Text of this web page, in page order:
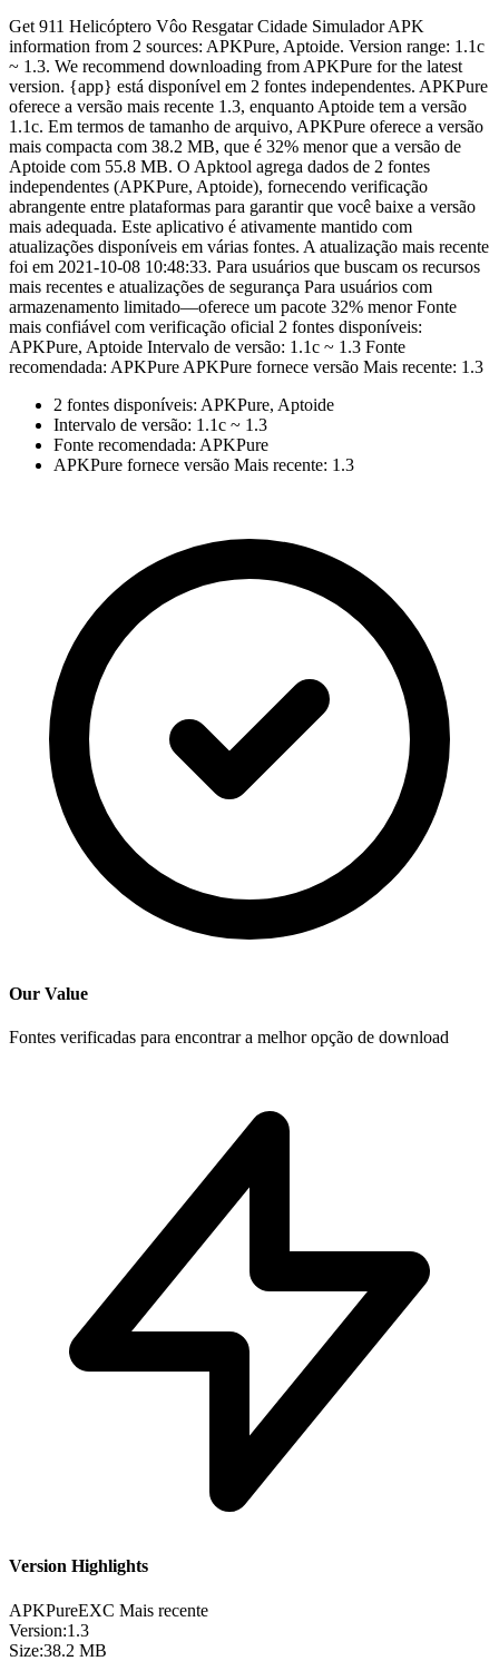
Get 911 Helicóptero Vôo Resgatar Cidade Simulador APK
information from 2 sources: APKPure, Aptoide. Version range: 1.1c
~ 1.3. We recommend downloading from APKPure for the latest
version. {app} está disponível em 2 fontes independentes. APKPure
oferece a versão mais recente 1.3, enquanto Aptoide tem a versão
1.1c. Em termos de tamanho de arquivo, APKPure oferece a versão
mais compacta com 38.2 MB, que é 32% menor que a versão de
Aptoide com 55.8 MB. O Apktool agrega dados de 2 fontes
independentes (APKPure, Aptoide), fornecendo verificação
abrangente entre plataformas para garantir que você baixe a versão
mais adequada. Este aplicativo é ativamente mantido com
atualizações disponíveis em várias fontes. A atualização mais recente
foi em 2021-10-08 10:48:33. Para usuários que buscam os recursos
mais recentes e atualizações de segurança Para usuários com
armazenamento limitado—oferece um pacote 32% menor Fonte
mais confiável com verificação oficial 2 fontes disponíveis:
APKPure, Aptoide Intervalo de versão: 1.1c ~ 1.3 Fonte
recomendada: APKPure APKPure fornece versão Mais recente: 1.3
2 fontes disponíveis: APKPure, Aptoide
Intervalo de versão: 1.1c ~ 1.3
Fonte recomendada: APKPure
APKPure fornece versão Mais recente: 1.3
Our Value
Fontes verificadas para encontrar a melhor opção de download
Version Highlights
APKPureEXC Mais recente
Version:1.3
Size:38.2 MB